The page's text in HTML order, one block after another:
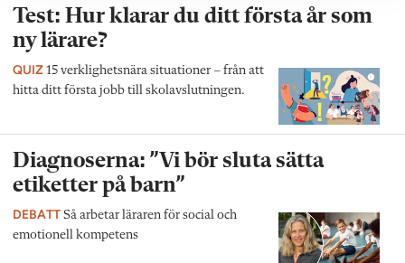
Test: Hur klarar du ditt första år som
ny lärare?
QUIZ 15 verklighetsnära situationer – från att
hitta ditt första jobb till skolavslutningen.
Diagnoserna: ”Vi bör sluta sätta
etiketter på barn”
DEBATT Så arbetar läraren för social och
emotionell kompetens